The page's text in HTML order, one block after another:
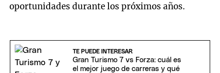
oportunidades durante los próximos años.
TE PUEDE INTERESAR
Gran Turismo 7 vs Forza: cuál es
el mejor juego de carreras y qué